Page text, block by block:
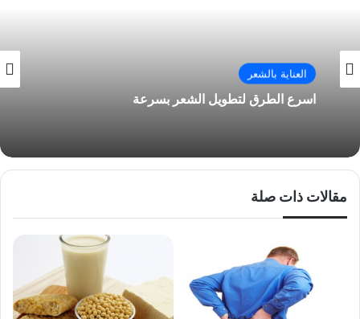
العناية بالشعر
اسرع الطرق لتطويل الشعر بسرعة
مقالات ذات صلة